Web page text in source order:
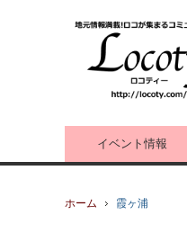
イベント情報
ホーム 霞ヶ浦